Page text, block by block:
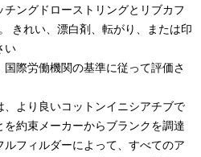
ングドローストリングとリブカフ
きれい、漂白剤、転がり、または印
い
際労働機関の基準に従って評価さ
より良いコットンイニシアチブで
約束メーカーからブランクを調達
フィルダーによって、すべてのア